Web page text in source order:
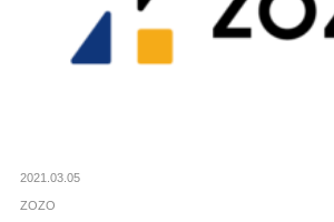
2021.03.05
ZOZO